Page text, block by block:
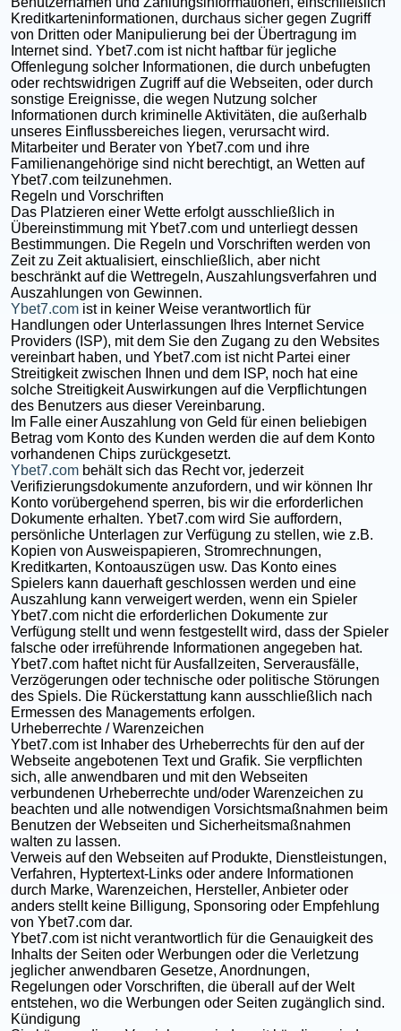
Kreditkarteninformationen, durchaus sicher gegen Zugriff
von Dritten oder Manipulierung bei der Übertragung im
Internet sind. Ybet7.com ist nicht haftbar für jegliche
Offenlegung solcher Informationen, die durch unbefugten
oder rechtswidrigen Zugriff auf die Webseiten, oder durch
sonstige Ereignisse, die wegen Nutzung solcher
Informationen durch kriminelle Aktivitäten, die außerhalb
unseres Einflussbereiches liegen, verursacht wird.
Mitarbeiter und Berater von Ybet7.com und ihre
Familienangehörige sind nicht berechtigt, an Wetten auf
Ybet7.com teilzunehmen.
Regeln und Vorschriften
Das Platzieren einer Wette erfolgt ausschließlich in
Übereinstimmung mit Ybet7.com und unterliegt dessen
Bestimmungen. Die Regeln und Vorschriften werden von
Zeit zu Zeit aktualisiert, einschließlich, aber nicht
beschränkt auf die Wettregeln, Auszahlungsverfahren und
Auszahlungen von Gewinnen.
Ybet7.com ist in keiner Weise verantwortlich für
Handlungen oder Unterlassungen Ihres Internet Service
Providers (ISP), mit dem Sie den Zugang zu den Websites
vereinbart haben, und Ybet7.com ist nicht Partei einer
Streitigkeit zwischen Ihnen und dem ISP, noch hat eine
solche Streitigkeit Auswirkungen auf die Verpflichtungen
des Benutzers aus dieser Vereinbarung.
Im Falle einer Auszahlung von Geld für einen beliebigen
Betrag vom Konto des Kunden werden die auf dem Konto
vorhandenen Chips zurückgesetzt.
Ybet7.com behält sich das Recht vor, jederzeit
Verifizierungsdokumente anzufordern, und wir können Ihr
Konto vorübergehend sperren, bis wir die erforderlichen
Dokumente erhalten. Ybet7.com wird Sie auffordern,
persönliche Unterlagen zur Verfügung zu stellen, wie z.B.
Kopien von Ausweispapieren, Stromrechnungen,
Kreditkarten, Kontoauszügen usw. Das Konto eines
Spielers kann dauerhaft geschlossen werden und eine
Auszahlung kann verweigert werden, wenn ein Spieler
Ybet7.com nicht die erforderlichen Dokumente zur
Verfügung stellt und wenn festgestellt wird, dass der Spieler
falsche oder irreführende Informationen angegeben hat.
Ybet7.com haftet nicht für Ausfallzeiten, Serverausfälle,
Verzögerungen oder technische oder politische Störungen
des Spiels. Die Rückerstattung kann ausschließlich nach
Ermessen des Managements erfolgen.
Urheberrechte / Warenzeichen
Ybet7.com ist Inhaber des Urheberrechts für den auf der
Webseite angebotenen Text und Grafik. Sie verpflichten
sich, alle anwendbaren und mit den Webseiten
verbundenen Urheberrechte und/oder Warenzeichen zu
beachten und alle notwendigen Vorsichtsmaßnahmen beim
Benutzen der Webseiten und Sicherheitsmaßnahmen
walten zu lassen.
Verweis auf den Webseiten auf Produkte, Dienstleistungen,
Verfahren, Hyptertext-Links oder andere Informationen
durch Marke, Warenzeichen, Hersteller, Anbieter oder
anders stellt keine Billigung, Sponsoring oder Empfehlung
von Ybet7.com dar.
Ybet7.com ist nicht verantwortlich für die Genauigkeit des
Inhalts der Seiten oder Werbungen oder die Verletzung
jeglicher anwendbaren Gesetze, Anordnungen,
Regelungen oder Vorschriften, die überall auf der Welt
entstehen, wo die Werbungen oder Seiten zugänglich sind.
Kündigung